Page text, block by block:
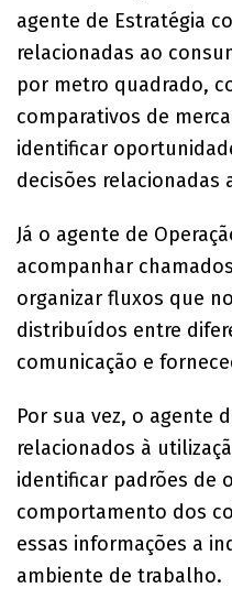
agente de Estratégia
relacionadas ao
por metro quadrado,
comparativos de
identificar
decisões
Já o agente de
acompanhar
organizar fluxos que
distribuídos entre
comunicação e
Por sua vez, o agente
relacionados à
identificar padrões de
comportamento dos
essas informações a
ambiente de trabalho.